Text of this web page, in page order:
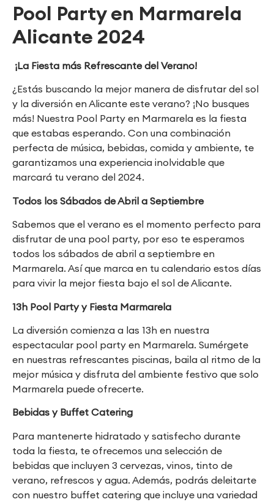
Pool Party en Marmarela
Alicante 2024
¡La Fiesta más Refrescante del Verano!
¿Estás buscando la mejor manera de disfrutar del sol
y la diversión en Alicante este verano? ¡No busques
más! Nuestra Pool Party en Marmarela es la fiesta
que estabas esperando. Con una combinación
perfecta de música, bebidas, comida y ambiente, te
garantizamos una experiencia inolvidable que
marcará tu verano del 2024.
Todos los Sábados de Abril a Septiembre
Sabemos que el verano es el momento perfecto para
disfrutar de una pool party, por eso te esperamos
todos los sábados de abril a septiembre en
Marmarela. Así que marca en tu calendario estos días
para vivir la mejor fiesta bajo el sol de Alicante.
13h Pool Party y Fiesta Marmarela
La diversión comienza a las 13h en nuestra
espectacular pool party en Marmarela. Sumérgete
en nuestras refrescantes piscinas, baila al ritmo de la
mejor música y disfruta del ambiente festivo que solo
Marmarela puede ofrecerte.
Bebidas y Buffet Catering
Para mantenerte hidratado y satisfecho durante
toda la fiesta, te ofrecemos una selección de
bebidas que incluyen 3 cervezas, vinos, tinto de
verano, refrescos y agua. Además, podrás deleitarte
con nuestro buffet catering que incluye una variedad